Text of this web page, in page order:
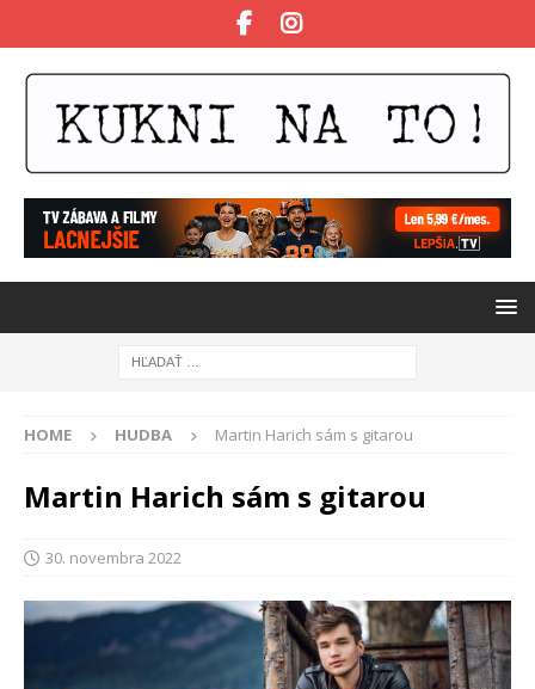
HOME HUDBA Martin Harich sám s gitarou
Martin Harich sám s gitarou
30. novembra 2022